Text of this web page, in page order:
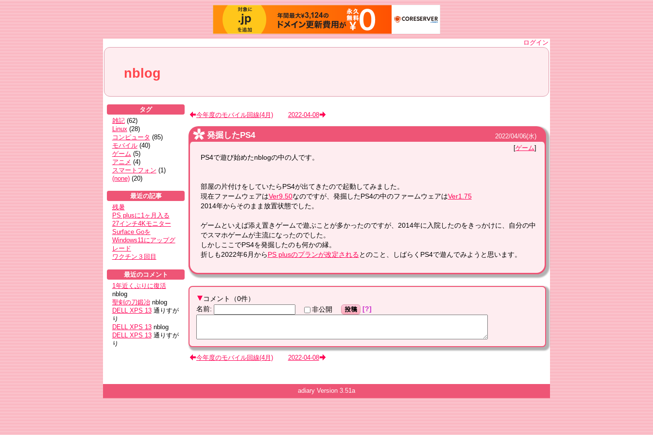
ログイン
nblog
今年度のモバイル回線(4月) 2022-04-08
2022/04/06(水)
発掘したPS4
ゲーム
PS4で遊び始めたnblogの中の人です。
部屋の片付けをしていたらPS4が出てきたので起動してみました。
現在ファームウェアはVer9.50なのですが、発掘したPS4の中のファームウェアはVer1.75
2014年からそのまま放置状態でした。
ゲームといえば添え置きゲームで遊ぶことが多かったのですが、2014年に入院したのをきっかけに、自分の中
でスマホゲームが主流になったのでした。
しかしここでPS4を発掘したのも何かの縁。
折しも2022年6月からPS plusのプランが改定されるとのこと、しばらくPS4で遊んでみようと思います。
コメント （0件）
名前: 非公開 投稿 ?
今年度のモバイル回線(4月) 2022-04-08
タグ
雑記 (62)
Linux (28)
コンピュータ (85)
モバイル (40)
ゲーム (5)
アニメ (4)
スマートフォン (1)
(none) (20)
最近の記事
残暑
PS plusに1ヶ月入る
27インチ4Kモニター
Surface Goを
Windows11にアップグ
レード
ワクチン３回目
最近のコメント
1年近くぶりに復活
nblog
聖剣の刀鍛冶 nblog
DELL XPS 13 通りすが
り
DELL XPS 13 nblog
DELL XPS 13 通りすが
り
adiary Version 3.51a